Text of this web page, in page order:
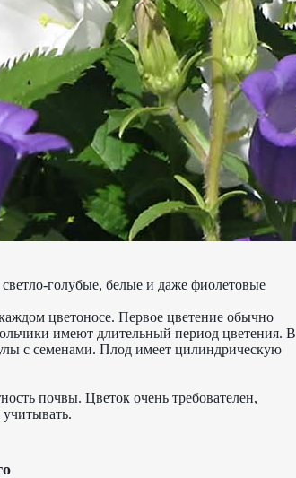
голубые, белые и даже фиолетовые
цветоносе. Первое цветение обычно
имеют длительный период цветения. В
с семенами. Плод имеет цилиндрическую
почвы. Цветок очень требователен,